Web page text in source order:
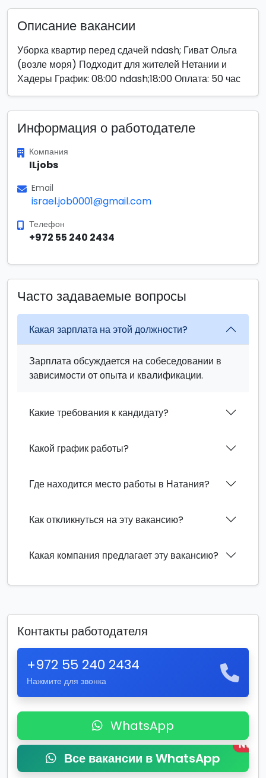
Описание вакансии
Уборка квартир перед сдачей ndash; Гиват Ольга
(возле моря) Подходит для жителей Нетании и
Хадеры График: 08:00 ndash;18:00 Оплата: 50 час
Информация о работодателе
Компания
ILjobs
Email
israel.job0001@gmail.com
Телефон
+972 55 240 2434
Часто задаваемые вопросы
Какая зарплата на этой должности?
Зарплата обсуждается на собеседовании в
зависимости от опыта и квалификации.
Какие требования к кандидату?
Какой график работы?
Где находится место работы в Натания?
Как откликнуться на эту вакансию?
Какая компания предлагает эту вакансию?
Контакты работодателя
+972 55 240 2434
Нажмите для звонка
WhatsApp
Все вакансии в WhatsApp
New